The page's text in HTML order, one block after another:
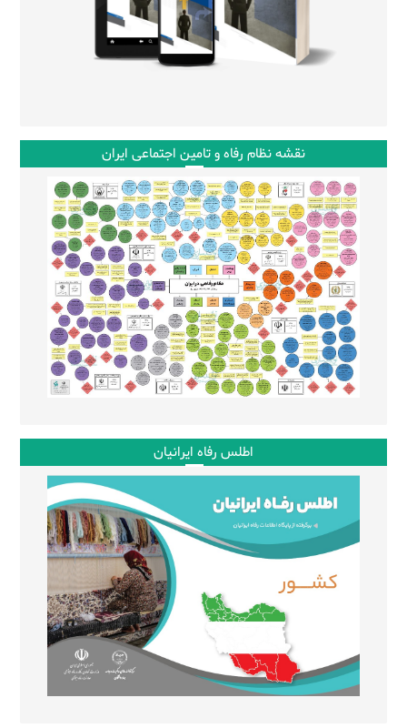
نقشه نظام رفاه و تامین اجتماعی ایران
اطلس رفاه ایرانیان